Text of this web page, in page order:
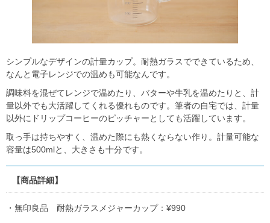
シンプルなデザインの計量カップ。耐熱ガラスでできているため、
なんと電子レンジでの温めも可能なんです。
調味料を混ぜてレンジで温めたり、バターや牛乳を温めたりと、計
量以外でも大活躍してくれる優れものです。筆者の自宅では、計量
以外にドリップコーヒーのピッチャーとしても活躍しています。
取っ手は持ちやすく、温めた際にも熱くならない作り。計量可能な
容量は500mlと、大きさも十分です。
【商品詳細】
・無印良品 耐熱ガラスメジャーカップ：¥990